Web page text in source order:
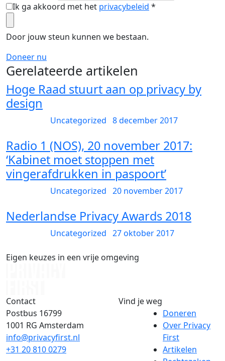
Ik ga akkoord met het privacybeleid *
Door jouw steun kunnen we bestaan.
Doneer nu
Gerelateerde artikelen
Hoge Raad stuurt aan op privacy by
design
Uncategorized 8 december 2017
Radio 1 (NOS), 20 november 2017:
‘Kabinet moet stoppen met
vingerafdrukken in paspoort’
Uncategorized 20 november 2017
Nederlandse Privacy Awards 2018
Uncategorized 27 oktober 2017
Eigen keuzes in een vrije omgeving
Contact
Postbus 16799
1001 RG Amsterdam
info@privacyfirst.nl
+31 20 810 0279
Vind je weg
Doneren
Over Privacy
First
Artikelen